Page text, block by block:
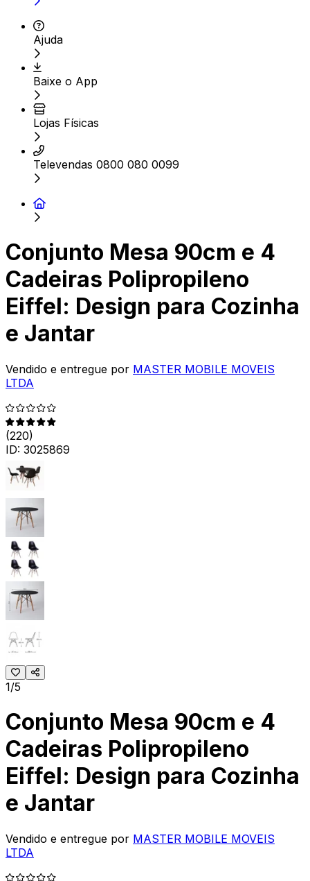
Ajuda
Baixe o App
Lojas Físicas
Televendas 0800 080 0099
Conjunto Mesa 90cm e 4
Cadeiras Polipropileno
Eiffel: Design para Cozinha
e Jantar
Vendido e entregue por MASTER MOBILE MOVEIS
LTDA
(220)
ID: 3025869
1/5
Conjunto Mesa 90cm e 4
Cadeiras Polipropileno
Eiffel: Design para Cozinha
e Jantar
Vendido e entregue por MASTER MOBILE MOVEIS
LTDA